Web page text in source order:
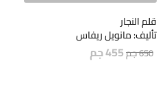
قلم النجار
تأليف: مانويل ريفاس
650جم455جم